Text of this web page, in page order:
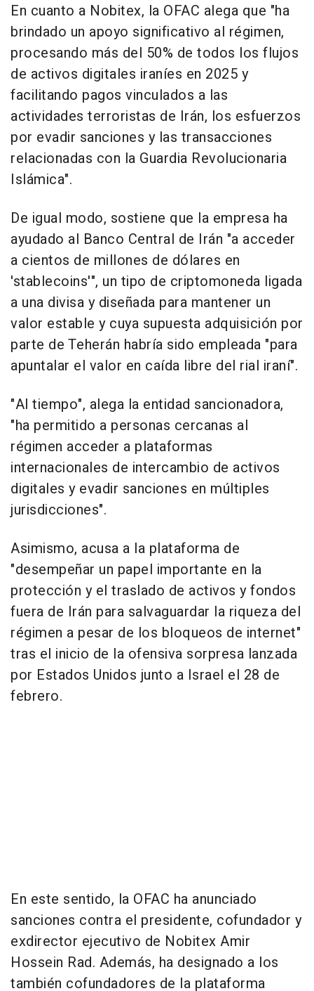
En cuanto a Nobitex, la OFAC alega que "ha
brindado un apoyo significativo al régimen,
procesando más del 50% de todos los flujos
de activos digitales iraníes en 2025 y
facilitando pagos vinculados a las
actividades terroristas de Irán, los esfuerzos
por evadir sanciones y las transacciones
relacionadas con la Guardia Revolucionaria
Islámica".
De igual modo, sostiene que la empresa ha
ayudado al Banco Central de Irán "a acceder
a cientos de millones de dólares en
'stablecoins'", un tipo de criptomoneda ligada
a una divisa y diseñada para mantener un
valor estable y cuya supuesta adquisición por
parte de Teherán habría sido empleada "para
apuntalar el valor en caída libre del rial iraní".
"Al tiempo", alega la entidad sancionadora,
"ha permitido a personas cercanas al
régimen acceder a plataformas
internacionales de intercambio de activos
digitales y evadir sanciones en múltiples
jurisdicciones".
Asimismo, acusa a la plataforma de
"desempeñar un papel importante en la
protección y el traslado de activos y fondos
fuera de Irán para salvaguardar la riqueza del
régimen a pesar de los bloqueos de internet"
tras el inicio de la ofensiva sorpresa lanzada
por Estados Unidos junto a Israel el 28 de
febrero.
En este sentido, la OFAC ha anunciado
sanciones contra el presidente, cofundador y
exdirector ejecutivo de Nobitex Amir
Hossein Rad. Además, ha designado a los
también cofundadores de la plataforma